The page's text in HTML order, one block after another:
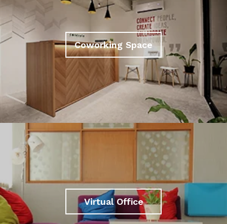
Coworking Space
Virtual Office